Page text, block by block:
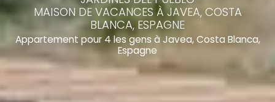
MAISON DE VACANCES À JAVEA, COSTA
BLANCA, ESPAGNE
Appartement pour 4 les gens à Javea, Costa Blanca,
Espagne